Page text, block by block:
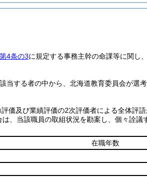
第4条の3に規定する事務主幹の命課等に関し
当する者の中から、北海道教育委員会が選
価及び業績評価の2次評価者による全体評
、当該職員の取組状況を勘案し、個々詮議
在職年数